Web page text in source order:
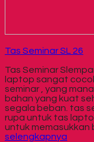
Tas Seminar SL 26
Tas Seminar
laptop sangat
seminar , yang
bahan yang kuat
segala beban. tas
rupa untuk tas
untuk memasukkan
selengkapnya